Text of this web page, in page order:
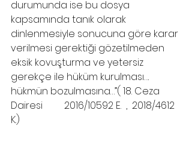
durumunda ise bu dosya
kapsamında tanık olarak
dinlenmesiyle sonucuna göre karar
verilmesi gerektiği gözetilmeden
eksik kovuşturma ve yetersiz
gerekçe ile hüküm kurulması….
hükmün bozulmasına…”( 18. Ceza
Dairesi         2016/10592 E.  ,  2018/4612
K.)